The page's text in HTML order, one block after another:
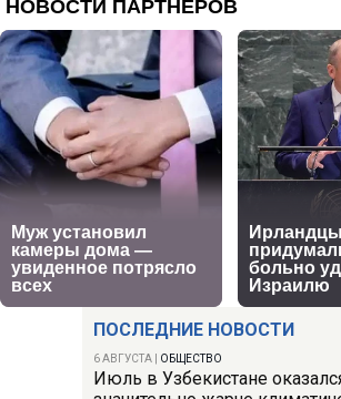
ПОСЛЕДНИЕ НОВОСТИ
6 АВГУСТА ОБЩЕСТВО
Июль в Узбекистане